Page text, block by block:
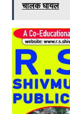
चालक घायल